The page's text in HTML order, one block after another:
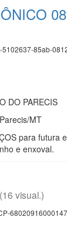
5102637-85ab-
DO PARECIS
MT
para futura
e enxoval.
(16 visual.)